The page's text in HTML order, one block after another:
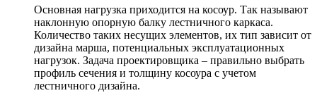
Основная нагрузка приходится на косоур. Так называют
наклонную опорную балку лестничного каркаса.
Количество таких несущих элементов, их тип зависит от
дизайна марша, потенциальных эксплуатационных
нагрузок. Задача проектировщика – правильно выбрать
профиль сечения и толщину косоура с учетом
лестничного дизайна.